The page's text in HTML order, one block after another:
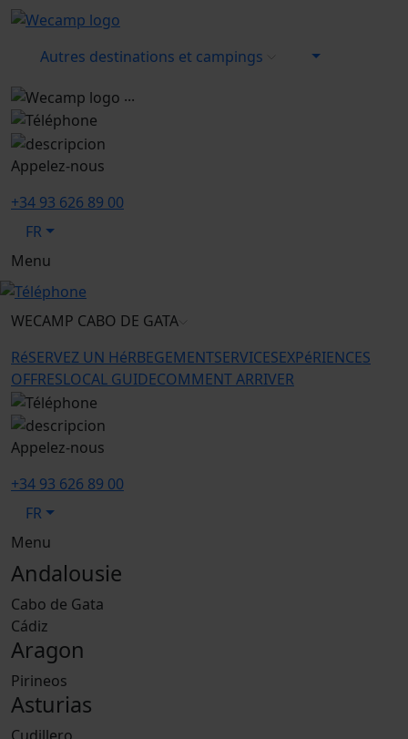
Autres destinations et campings
...
Appelez-nous
+34 93 626 89 00
FR
Menu
WECAMP CABO DE GATA
RéSERVEZ UN HéRBEGEMENTSERVICESEXPéRIENCES
OFFRESLOCAL GUIDECOMMENT ARRIVER
Appelez-nous
+34 93 626 89 00
FR
Menu
Andalousie
Cabo de Gata
Cádiz
Aragon
Pirineos
Asturias